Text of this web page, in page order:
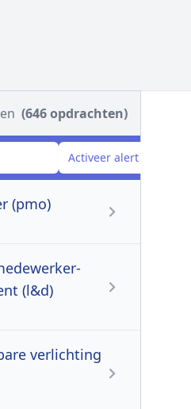
(646 opdrachten)
Activeer alert
(pmo)
(l&d)
verlichting